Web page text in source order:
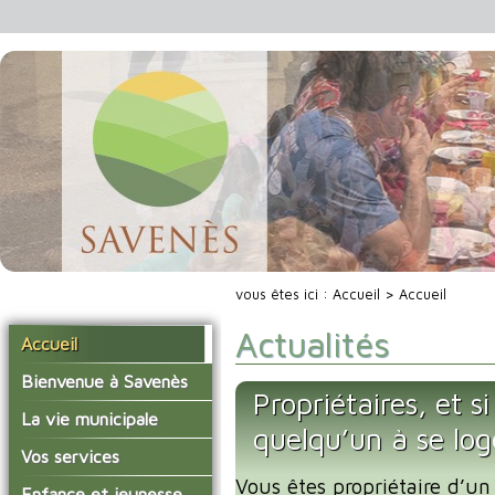
Accueil
Bienvenue à Savenès
Situer Savenès
Savenès en chiffre
L'histoire du village
La vie municipale
Vos élus
Les compte-rendus du
Vos services
La mairie
vous êtes ici : Accueil > Accueil
Actualités
Propriétaires, et
quelqu’un à se
Vous êtes propriétaire